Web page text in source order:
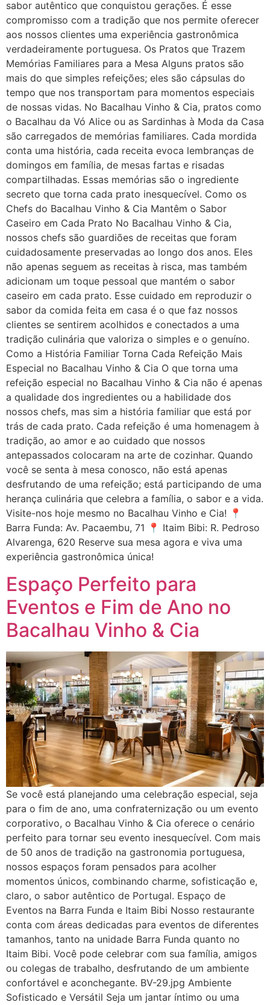
sabor autêntico que conquistou gerações. É esse
compromisso com a tradição que nos permite oferecer
aos nossos clientes uma experiência gastronômica
verdadeiramente portuguesa. Os Pratos que Trazem
Memórias Familiares para a Mesa Alguns pratos são
mais do que simples refeições; eles são cápsulas do
tempo que nos transportam para momentos especiais
de nossas vidas. No Bacalhau Vinho & Cia, pratos como
o Bacalhau da Vó Alice ou as Sardinhas à Moda da Casa
são carregados de memórias familiares. Cada mordida
conta uma história, cada receita evoca lembranças de
domingos em família, de mesas fartas e risadas
compartilhadas. Essas memórias são o ingrediente
secreto que torna cada prato inesquecível. Como os
Chefs do Bacalhau Vinho & Cia Mantêm o Sabor
Caseiro em Cada Prato No Bacalhau Vinho & Cia,
nossos chefs são guardiões de receitas que foram
cuidadosamente preservadas ao longo dos anos. Eles
não apenas seguem as receitas à risca, mas também
adicionam um toque pessoal que mantém o sabor
caseiro em cada prato. Esse cuidado em reproduzir o
sabor da comida feita em casa é o que faz nossos
clientes se sentirem acolhidos e conectados a uma
tradição culinária que valoriza o simples e o genuíno.
Como a História Familiar Torna Cada Refeição Mais
Especial no Bacalhau Vinho & Cia O que torna uma
refeição especial no Bacalhau Vinho & Cia não é apenas
a qualidade dos ingredientes ou a habilidade dos
nossos chefs, mas sim a história familiar que está por
trás de cada prato. Cada refeição é uma homenagem à
tradição, ao amor e ao cuidado que nossos
antepassados colocaram na arte de cozinhar. Quando
você se senta à mesa conosco, não está apenas
desfrutando de uma refeição; está participando de uma
herança culinária que celebra a família, o sabor e a vida.
Visite-nos hoje mesmo no Bacalhau Vinho e Cia! 📍
Barra Funda: Av. Pacaembu, 71 📍 Itaim Bibi: R. Pedroso
Alvarenga, 620 Reserve sua mesa agora e viva uma
experiência gastronômica única!
Espaço Perfeito para
Eventos e Fim de Ano no
Bacalhau Vinho & Cia
Se você está planejando uma celebração especial, seja
para o fim de ano, uma confraternização ou um evento
corporativo, o Bacalhau Vinho & Cia oferece o cenário
perfeito para tornar seu evento inesquecível. Com mais
de 50 anos de tradição na gastronomia portuguesa,
nossos espaços foram pensados para acolher
momentos únicos, combinando charme, sofisticação e,
claro, o sabor autêntico de Portugal. Espaço de
Eventos na Barra Funda e Itaim Bibi Nosso restaurante
conta com áreas dedicadas para eventos de diferentes
tamanhos, tanto na unidade Barra Funda quanto no
Itaim Bibi. Você pode celebrar com sua família, amigos
ou colegas de trabalho, desfrutando de um ambiente
confortável e aconchegante. BV-29.jpg Ambiente
Sofisticado e Versátil Seja um jantar íntimo ou uma